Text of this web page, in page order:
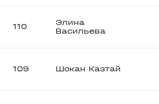
110
Элина
Васильева
109 Шокан Казтай